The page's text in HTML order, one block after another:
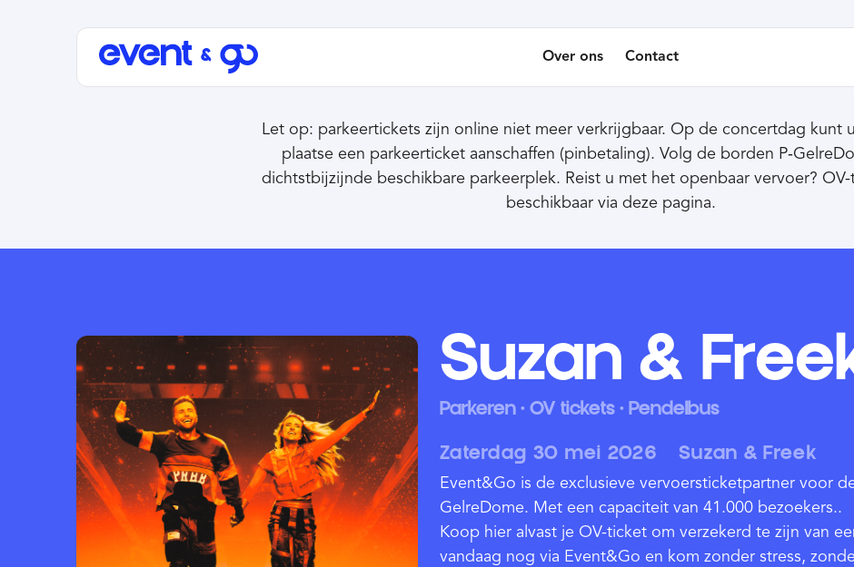
Over ons Contact
Let op: parkeertickets zijn online niet meer verkrijgbaar. Op de concertdag kunt
plaatse een parkeerticket aanschaffen (pinbetaling). Volg de borden
dichtstbijzijnde beschikbare parkeerplek. Reist u met het openbaar vervoer?
beschikbaar via deze pagina.
Suzan &
Parkeren • OV tickets • Pendelbus
Zaterdag 30 mei 2026 Suzan & Freek
Event&Go is de exclusieve vervoersticketpartner voor
GelreDome. Met een capaciteit van 41.000 bezoekers..
Koop hier alvast je OV-ticket om verzekerd te zijn van
vandaag nog via Event&Go en kom zonder stress,